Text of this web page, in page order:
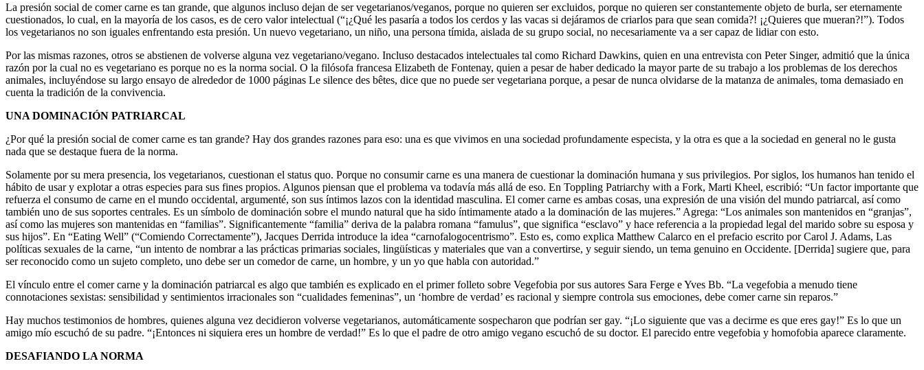
La presión social de comer carne es tan grande, que algunos incluso dejan de ser vegetarianos/veganos, porque no quieren ser excluidos, porque no quieren ser constantemente objeto de burla, ser eternamente
cuestionados, lo cual, en la mayoría de los casos, es de cero valor intelectual (“¡¿Qué les pasaría a todos los cerdos y las vacas si dejáramos de criarlos para que sean comida?! ¡¿Quieres que mueran?!”). Todos
los vegetarianos no son iguales enfrentando esta presión. Un nuevo vegetariano, un niño, una persona tímida, aislada de su grupo social, no necesariamente va a ser capaz de lidiar con esto.
Por las mismas razones, otros se abstienen de volverse alguna vez vegetariano/vegano. Incluso destacados intelectuales tal como Richard Dawkins, quien en una entrevista con Peter Singer, admitió que la única
razón por la cual no es vegetariano es porque no es la norma social. O la filósofa francesa Elizabeth de Fontenay, quien a pesar de haber dedicado la mayor parte de su trabajo a los problemas de los derechos
animales, incluyéndose su largo ensayo de alrededor de 1000 páginas Le silence des bêtes, dice que no puede ser vegetariana porque, a pesar de nunca olvidarse de la matanza de animales, toma demasiado en
cuenta la tradición de la convivencia.
UNA DOMINACIÓN PATRIARCAL
¿Por qué la presión social de comer carne es tan grande? Hay dos grandes razones para eso: una es que vivimos en una sociedad profundamente especista, y la otra es que a la sociedad en general no le gusta
nada que se destaque fuera de la norma.
Solamente por su mera presencia, los vegetarianos, cuestionan el status quo. Porque no consumir carne es una manera de cuestionar la dominación humana y sus privilegios. Por siglos, los humanos han tenido el
hábito de usar y explotar a otras especies para sus fines propios. Algunos piensan que el problema va todavía más allá de eso. En Toppling Patriarchy with a Fork, Marti Kheel, escribió: “Un factor importante que
refuerza el consumo de carne en el mundo occidental, argumenté, son sus íntimos lazos con la identidad masculina. El comer carne es ambas cosas, una expresión de una visión del mundo patriarcal, así como
también uno de sus soportes centrales. Es un símbolo de dominación sobre el mundo natural que ha sido íntimamente atado a la dominación de las mujeres.” Agrega: “Los animales son mantenidos en “granjas”,
así como las mujeres son mantenidas en “familias”. Significantemente “familia” deriva de la palabra romana “famulus”, que significa “esclavo” y hace referencia a la propiedad legal del marido sobre su esposa y
sus hijos”. En “Eating Well” (“Comiendo Correctamente”), Jacques Derrida introduce la idea “carnofalogocentrismo”. Esto es, como explica Matthew Calarco en el prefacio escrito por Carol J. Adams, Las
políticas sexuales de la carne, “un intento de nombrar a las prácticas primarias sociales, lingüísticas y materiales que van a convertirse, y seguir siendo, un tema genuino en Occidente. [Derrida] sugiere que, para
ser reconocido como un sujeto completo, uno debe ser un comedor de carne, un hombre, y un yo que habla con autoridad.”
El vínculo entre el comer carne y la dominación patriarcal es algo que también es explicado en el primer folleto sobre Vegefobia por sus autores Sara Ferge e Yves Bb. “La vegefobia a menudo tiene
connotaciones sexistas: sensibilidad y sentimientos irracionales son “cualidades femeninas”, un ‘hombre de verdad’ es racional y siempre controla sus emociones, debe comer carne sin reparos.”
Hay muchos testimonios de hombres, quienes alguna vez decidieron volverse vegetarianos, automáticamente sospecharon que podrían ser gay. “¡Lo siguiente que vas a decirme es que eres gay!” Es lo que un
amigo mío escuchó de su padre. “¡Entonces ni siquiera eres un hombre de verdad!” Es lo que el padre de otro amigo vegano escuchó de su doctor. El parecido entre vegefobia y homofobia aparece claramente.
DESAFIANDO LA NORMA